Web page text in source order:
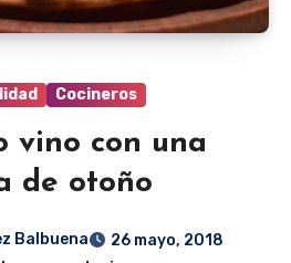
Cocineros
vino con una
de otoño
Balbuena
26 mayo, 2018